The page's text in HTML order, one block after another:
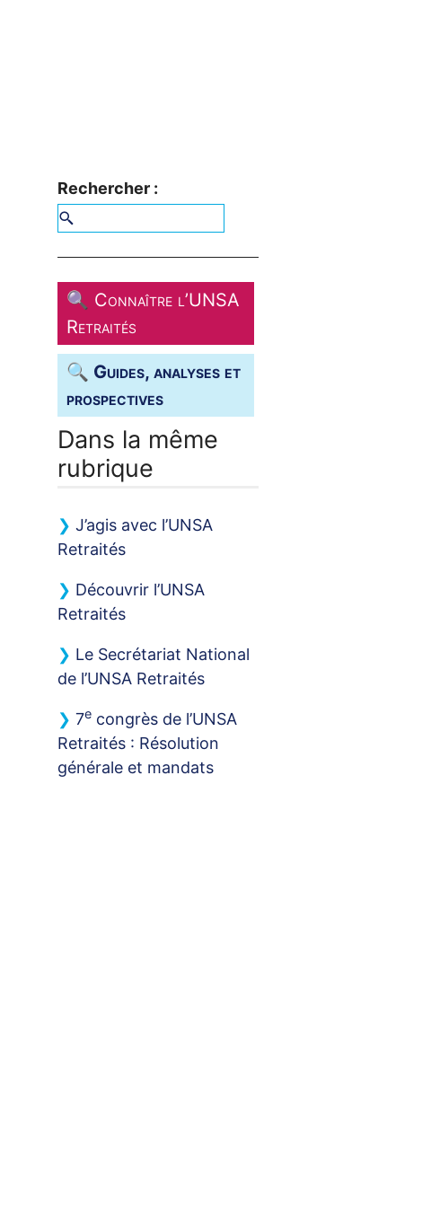
Rechercher :
🔍 Connaître l’UNSA
Retraités
🔍 Guides, analyses et
prospectives
Dans la même
rubrique
J’agis avec l’UNSA
Retraités
Découvrir l’UNSA
Retraités
Le Secrétariat National
de l’UNSA Retraités
7e congrès de l’UNSA
Retraités : Résolution
générale et mandats